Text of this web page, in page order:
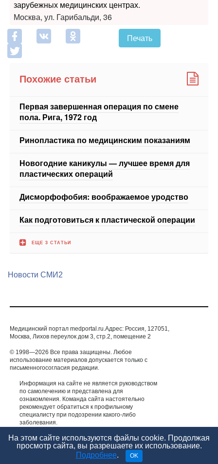
Печать
Похожие статьи
Первая завершенная операция по смене
Ринопластика по медицинским показаниям
пластических операций
Дисморфофобия: воображаемое уродство
Новости СМИ2
Москва, Лихов переулок дом 3, стр.2, помещение 2
использование материалов допускается только с
письменногосогласия редакции.
Информация на сайте не является руководством
по самолечению и представлена для
ознакомления. Команда сайта настоятельно
специалисту при подозрении какого-либо
заболевания.
ИМЕЮТСЯ ПРОТИВОПОКАЗАНИЯ. НЕОБХОДИМА
КОНСУЛЬТАЦИЯ СПЕЦИАЛИСТА.
На этом сайте используются файлы cookie. Продолжая
просмотр сайта, вы разрешаете их использование.
Подробнее. OK